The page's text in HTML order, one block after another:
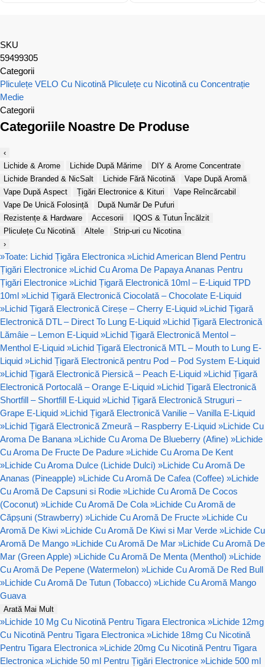
SKU
59499305
Categorii
Pliculețe VELO Cu Nicotină Pliculețe cu Nicotină cu Concentrație
Medie
Categorii
Categoriile Noastre De Produse
‹
Lichide & Arome
Lichide După Mărime
DIY & Arome Concentrate
Lichide Branded & NicSalt
Lichide Fără Nicotină
Vape După Aromă
Vape După Aspect
Țigări Electronice & Kituri
Vape Reîncărcabil
Vape De Unică Folosință
După Număr De Pufuri
Rezistențe & Hardware
Accesorii
IQOS & Tutun Încălzit
Pliculețe Cu Nicotină
Altele
Strip-uri cu Nicotina
›
»Toate: Lichid Țigăra Electronica »Lichid American Blend Pentru
Țigări Electronice »Lichid Cu Aroma De Papaya Ananas Pentru
Țigări Electronice »Lichid Țigară Electronică 10ml – E-Liquid TPD
10ml »Lichid Țigară Electronică Ciocolată – Chocolate E-Liquid
»Lichid Țigară Electronică Cireșe – Cherry E-Liquid »Lichid Țigară
Electronică DTL – Direct To Lung E-Liquid »Lichid Țigară Electronică
Lămâie – Lemon E-Liquid »Lichid Țigară Electronică Mentol –
Menthol E-Liquid »Lichid Țigară Electronică MTL – Mouth to Lung E-
Liquid »Lichid Țigară Electronică pentru Pod – Pod System E-Liquid
»Lichid Țigară Electronică Piersică – Peach E-Liquid »Lichid Țigară
Electronică Portocală – Orange E-Liquid »Lichid Țigară Electronică
Shortfill – Shortfill E-Liquid »Lichid Țigară Electronică Struguri –
Grape E-Liquid »Lichid Țigară Electronică Vanilie – Vanilla E-Liquid
»Lichid Țigară Electronică Zmeură – Raspberry E-Liquid »Lichide Cu
Aroma De Banana »Lichide Cu Aroma De Blueberry (Afine) »Lichide
Cu Aroma De Fructe De Padure »Lichide Cu Aroma De Kent
»Lichide Cu Aroma Dulce (Lichide Dulci) »Lichide Cu Aromă De
Ananas (Pineapple) »Lichide Cu Aromă De Cafea (Coffee) »Lichide
Cu Aromă De Capsuni si Rodie »Lichide Cu Aromă De Cocos
(Coconut) »Lichide Cu Aromă De Cola »Lichide Cu Aromă de
Căpșuni (Strawberry) »Lichide Cu Aromă De Fructe »Lichide Cu
Aromă De Kiwi »Lichide Cu Aromă De Kiwi si Mar Verde »Lichide Cu
Aromă De Mango »Lichide Cu Aromă De Mar »Lichide Cu Aromă De
Mar (Green Apple) »Lichide Cu Aromă De Menta (Menthol) »Lichide
Cu Aromă De Pepene (Watermelon) »Lichide Cu Aromă De Red Bull
»Lichide Cu Aromă De Tutun (Tobacco) »Lichide Cu Aromă Mango
Guava
Arată Mai Mult
»Lichide 10 Mg Cu Nicotină Pentru Tigara Electronica »Lichide 12mg
Cu Nicotină Pentru Tigara Electronica »Lichide 18mg Cu Nicotină
Pentru Tigara Electronica »Lichide 20mg Cu Nicotină Pentru Tigara
Electronica »Lichide 50 ml Pentru Țigări Electronice »Lichide 500 ml